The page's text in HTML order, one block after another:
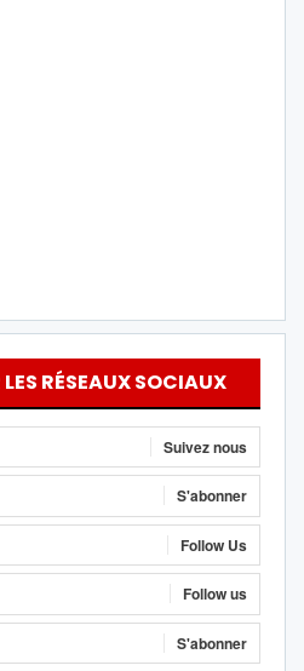
RÉSEAUX SOCIAUX
Suivez nous
S'abonner
Follow Us
Follow us
S'abonner